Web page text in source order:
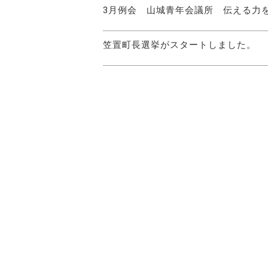
3月例会 山城青年会議所 伝える力
笠置町長選挙がスタートしました。